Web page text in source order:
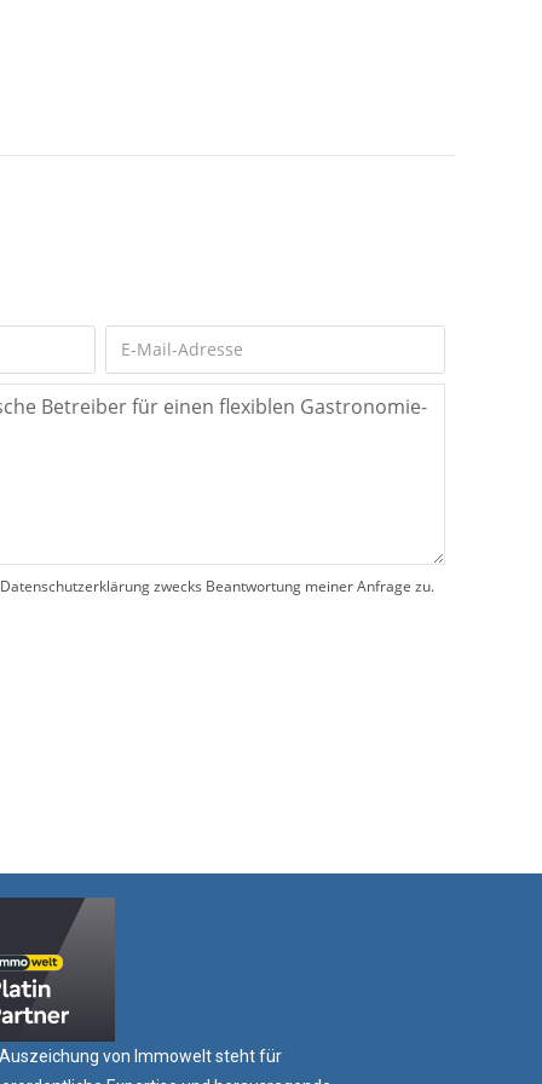
zwecks Beantwortung meiner Anfrage zu.
von Immowelt steht für